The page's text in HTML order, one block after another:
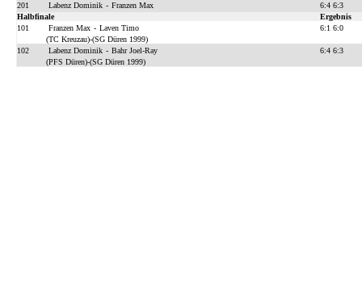
201
Labenz Dominik - Franzen Max
6:4 6:3
Halbfinale
Ergebnis
101
Franzen Max - Laven Timo
6:1 6:0
(TC Kreuzau)-(SG Düren 1999)
102
Labenz Dominik - Bahr Joel-Ray
6:4 6:3
(PFS Düren)-(SG Düren 1999)